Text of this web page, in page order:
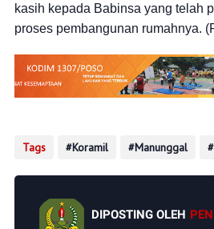
kasih kepada Babinsa yang telah
proses pembangunan rumahnya.
Tags Koramil Manunggal
DIPOSTING OLEH